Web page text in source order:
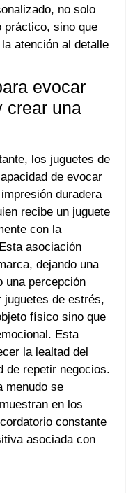
no solo
práctico, sino que
atención al detalle
evocar
crear una
los juguetes de
de evocar
duradera
recibe un juguete
con la
asociación
dejando una
una percepción
juguetes de estrés,
físico sino que
Esta
la lealtad del
de repetir negocios.
menudo se
en los
constante
asociada con